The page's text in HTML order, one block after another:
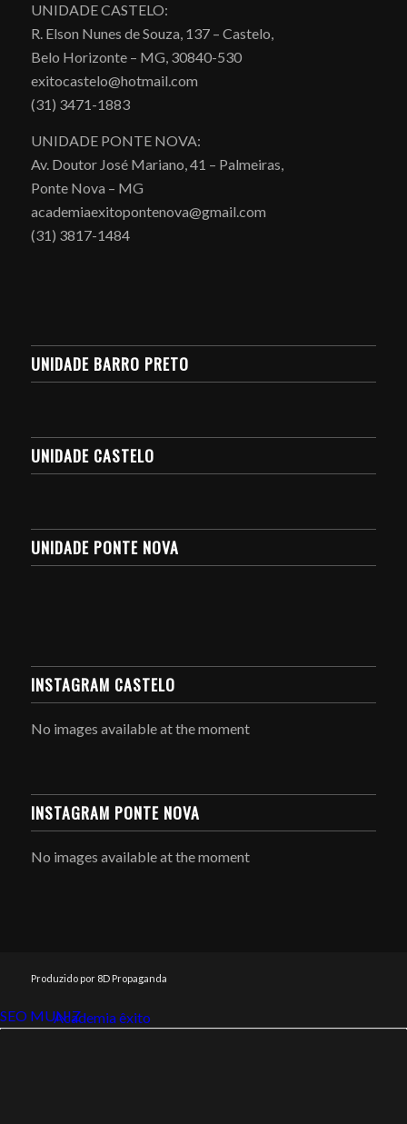
UNIDADE CASTELO:
R. Elson Nunes de Souza, 137 – Castelo,
Belo Horizonte – MG, 30840-530
exitocastelo@hotmail.com
(31) 3471-1883
UNIDADE PONTE NOVA:
Av. Doutor José Mariano, 41 – Palmeiras,
Ponte Nova – MG
academiaexitopontenova@gmail.com
(31) 3817-1484
UNIDADE BARRO PRETO
UNIDADE CASTELO
UNIDADE PONTE NOVA
INSTAGRAM CASTELO
No images available at the moment
INSTAGRAM PONTE NOVA
No images available at the moment
Produzido por 8D Propaganda
SEO MUNIZ
Link112Academia êxito